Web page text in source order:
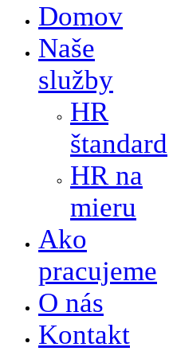
Domov
Naše
služby
HR
štandard
HR na
mieru
Ako
pracujeme
O nás
Kontakt